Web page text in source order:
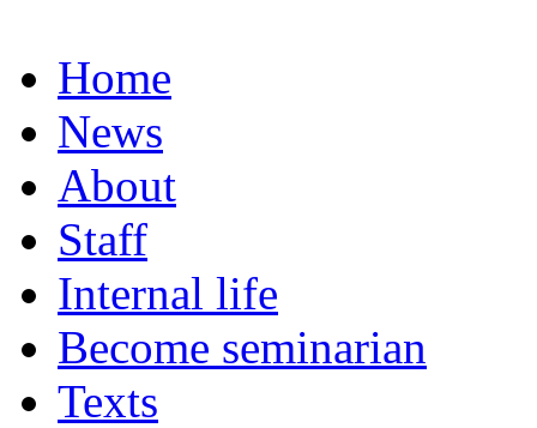
Home
News
About
Staff
Internal life
Become seminarian
Texts